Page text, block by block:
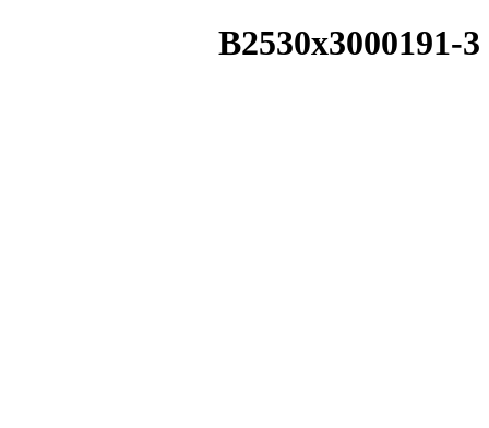
B2530x3000191-3